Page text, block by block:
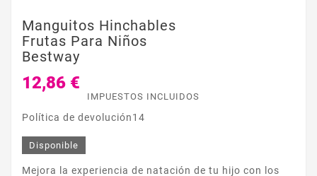
Manguitos Hinchables
Frutas Para Niños
Bestway
12,86 €
IMPUESTOS INCLUIDOS
Política de devolución14
Disponible
Mejora la experiencia de natación de tu hijo con los